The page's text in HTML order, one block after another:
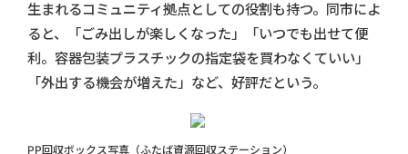
生まれるコミュニティ拠点としての役割も持つ。同市によ
ると、「ごみ出しが楽しくなった」「いつでも出せて便
利。容器包装プラスチックの指定袋を買わなくていい」
「外出する機会が増えた」など、好評だという。
PP回収ボックス写真（ふたば資源回収ステーション）